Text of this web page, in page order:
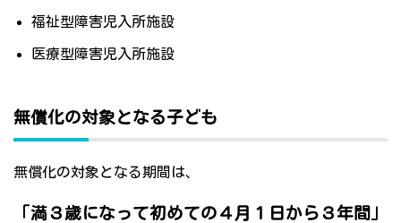
福祉型障害児入所施設
医療型障害児入所施設
無償化の対象となる子ども
無償化の対象となる期間は、
「満３歳になって初めての４月１日から３年間」